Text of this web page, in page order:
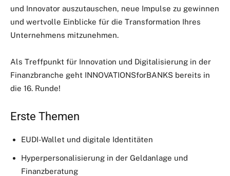
und Innovator auszutauschen, neue Impulse zu gewinnen
und wertvolle Einblicke für die Transformation Ihres
Unternehmens mitzunehmen.
Als Treffpunkt für Innovation und Digitalisierung in der
Finanzbranche geht INNOVATIONSforBANKS bereits in
die 16. Runde!
Erste Themen
EUDI-Wallet und digitale Identitäten
Hyperpersonalisierung in der Geldanlage und
Finanzberatung